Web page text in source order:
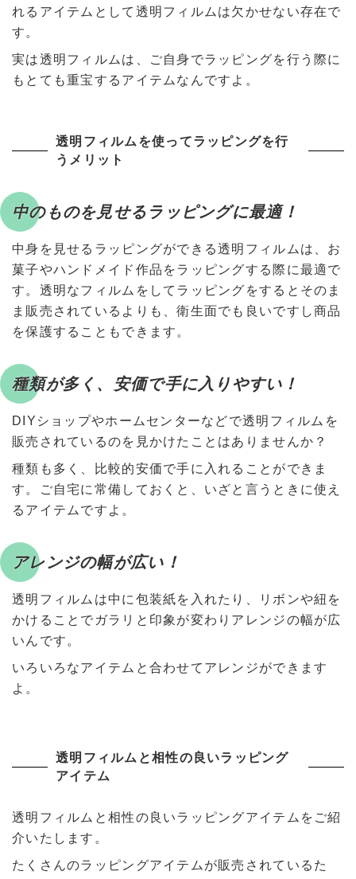
れるアイテムとして透明フィルムは欠かせない存在で
す。
実は透明フィルムは、ご自身でラッピングを行う際に
もとても重宝するアイテムなんですよ。
透明フィルムを使ってラッピングを行
うメリット
中のものを見せるラッピングに最適！
中身を見せるラッピングができる透明フィルムは、お
菓子やハンドメイド作品をラッピングする際に最適で
す。透明なフィルムをしてラッピングをするとそのま
ま販売されているよりも、衛生面でも良いですし商品
を保護することもできます。
種類が多く、安価で手に入りやすい！
DIYショップやホームセンターなどで透明フィルムを
販売されているのを見かけたことはありませんか？
種類も多く、比較的安価で手に入れることができま
す。ご自宅に常備しておくと、いざと言うときに使え
るアイテムですよ。
アレンジの幅が広い！
透明フィルムは中に包装紙を入れたり、リボンや紐を
かけることでガラリと印象が変わりアレンジの幅が広
いんです。
いろいろなアイテムと合わせてアレンジができます
よ。
透明フィルムと相性の良いラッピング
アイテム
透明フィルムと相性の良いラッピングアイテムをご紹
介いたします。
たくさんのラッピングアイテムが販売されているた